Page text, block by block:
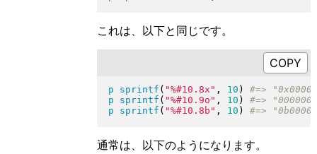
これは、以下と同じです。
p sprintf ( "%#10.8x " , 10 )
p
sprintf ( "%#10.9o " , 10 )
p
sprintf ( "%#10.8b " , 10 )
通常は、以下のようになります。